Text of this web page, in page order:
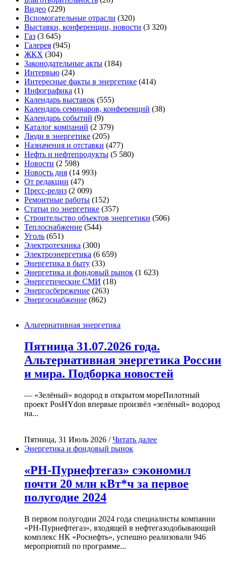
Видео (229)
Вспомогательные отрасли (320)
Выставки, конференции, новости (3 320)
Газ (3 645)
Галерея (945)
ЖКХ (304)
Законодательные акты (184)
Интервью (24)
Интересные факты в энергетике (414)
Инфографика (1)
Календарь выставок (555)
Календарь семинаров, конференций (38)
Календарь событий (9)
Каталог компаний (2 379)
Люди в энергетике (205)
Назначения и отставки (477)
Нефть и нефтепродукты (5 580)
Новости (2 598)
Новость дня (14 993)
От редакции (47)
Пресс-релиз (2 009)
Ремонтные работы (152)
Статьи по энергетике (357)
Строительство объектов энергетики (506)
Теплоснабжение (544)
Уголь (651)
Электротехника (300)
Электроэнергетика (6 659)
Энергетика в быту (33)
Энергетика и фондовый рынок (1 623)
Энергетические СМИ (18)
Энергосбережение (263)
Энергоснабжение (862)
Альтернативная энергетика
Пятница 31.07.2026 года.
Альтернативная энергетика России
и мира. Подборка новостей
— «Зелёный» водород в открытом мореПилотный
проект PosHYdon впервые произвёл «зелёный» водород
на...
Пятница, 31 Июль 2026 /Читать далее
Энергетика и фондовый рынок
«РН-Пурнефтегаз» сэкономил
почти 20 млн кВт*ч за первое
полугодие 2024
В первом полугодии 2024 года специалисты компании
«РН-Пурнефтегаз», входящей в нефтегазодобывающий
комплекс НК «Роснефть», успешно реализовали 946
мероприятий по программе...